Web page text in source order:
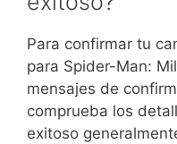
Para confirmar tu
para Spider-Man:
mensajes de
comprueba los
exitoso